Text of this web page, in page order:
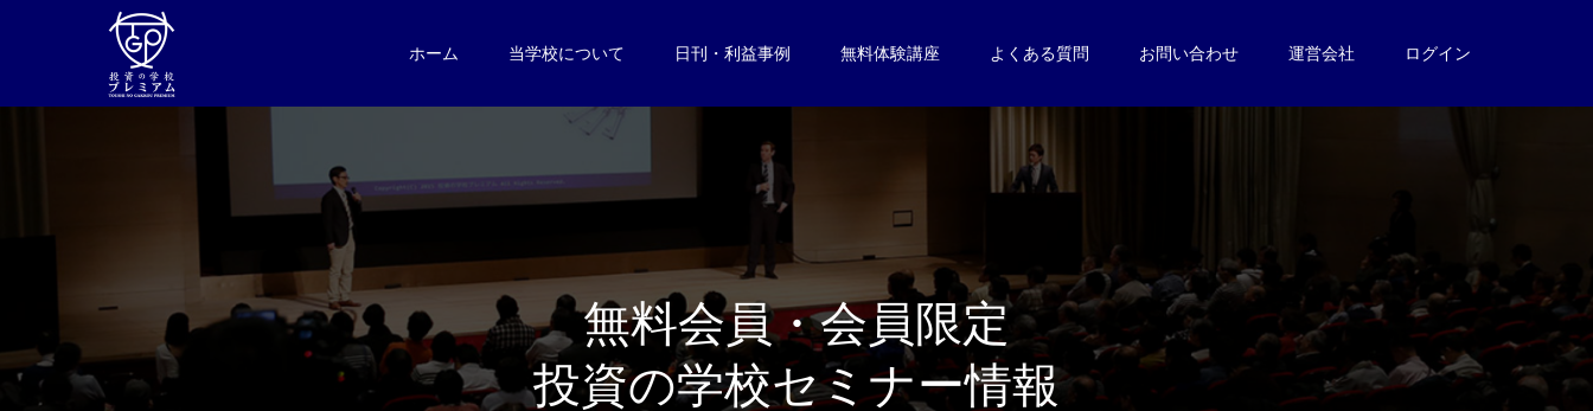
ホーム 当学校について 日刊・利益事例 無料体験講座 よくある質問 お問い合わせ 運営会社 ログイン
無料会員・会員 限定
投資の学校セミナー情報